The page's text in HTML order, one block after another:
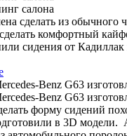
салона
сделать из обычного
комфортный
сидения от Кадиллак
Benz G63
Benz G63
форму сидений
в 3D модели.